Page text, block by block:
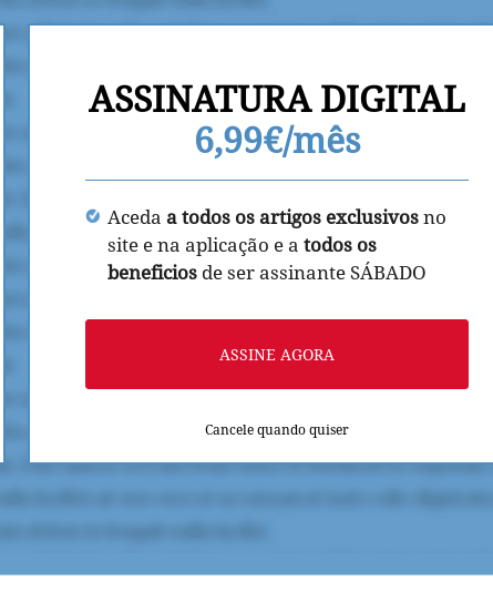
ASSINATURA DIGITAL
6,99€/mês
Aceda a todos os artigos exclusivosno
site e na aplicação e a todos os
beneficios de ser assinante SÁBADO
ASSINE AGORA
Cancele quando quiser